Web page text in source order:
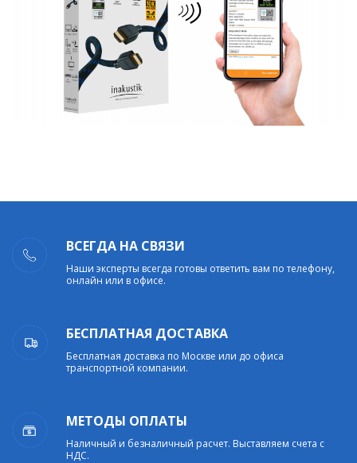
ВСЕГДА НА СВЯЗИ
Наши эксперты всегда готовы ответить вам по телефону,
онлайн или в офисе.
БЕСПЛАТНАЯ ДОСТАВКА
Бесплатная доставка по Москве или до офиса
транспортной компании.
МЕТОДЫ ОПЛАТЫ
Наличный и безналичный расчет. Выставляем счета с
НДС.